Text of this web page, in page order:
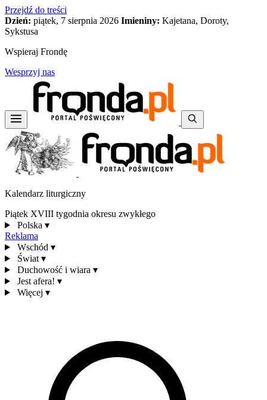
Przejdź do treści
Dzień: piątek, 7 sierpnia 2026 Imieniny: Kajetana, Doroty,
Sykstusa
Wspieraj Frondę
Wesprzyj nas
Kalendarz liturgiczny
Piątek XVIII tygodnia okresu zwykłego
Polska ▾
Reklama
Wschód ▾
Świat ▾
Duchowość i wiara ▾
Jest afera! ▾
Więcej ▾